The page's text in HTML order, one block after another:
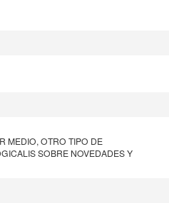
MEDIO, OTRO TIPO DE
SOBRE NOVEDADES Y